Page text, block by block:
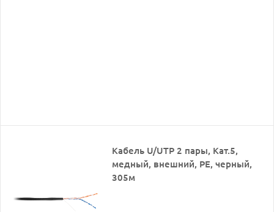
Кабель U/UTP 2 пары, Кат.5,
медный, внешний, PE, черный,
305м